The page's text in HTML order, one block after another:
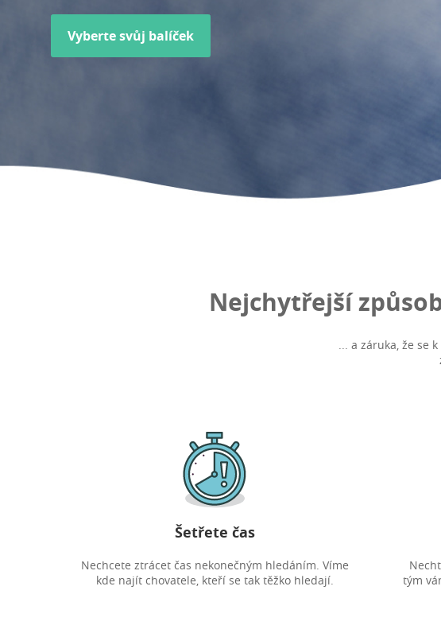
Vyberte svůj balíček
Nejchytřejší
... a záruka, že se
Šetřete čas
Nechcete ztrácet čas nekonečným hledáním. Víme
kde najít chovatele, kteří se tak těžko hledají.
tým